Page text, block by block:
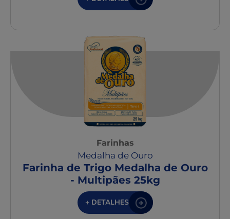
Farinhas
Medalha de Ouro
Farinha de Trigo Medalha de Ouro
- Multipães 25kg
+ DETALHES